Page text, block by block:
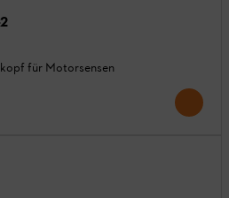
für Motorsensen